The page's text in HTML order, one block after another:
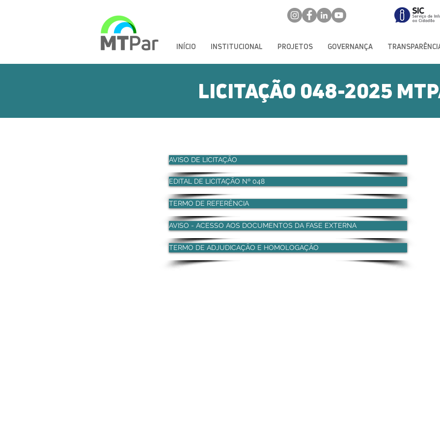
INÍCIO INSTITUCIONAL PROJETOS GOVERNANÇA
LICITAÇÃO 048-2025
AVISO DE LICITAÇÃO
EDITAL DE LICITAÇÃO Nº 048
TERMO DE REFERÊNCIA
AVISO - ACESSO AOS DOCUMENTOS DA FASE EXTERNA
TERMO DE ADJUDICAÇÃO E HOMOLOGAÇÃO